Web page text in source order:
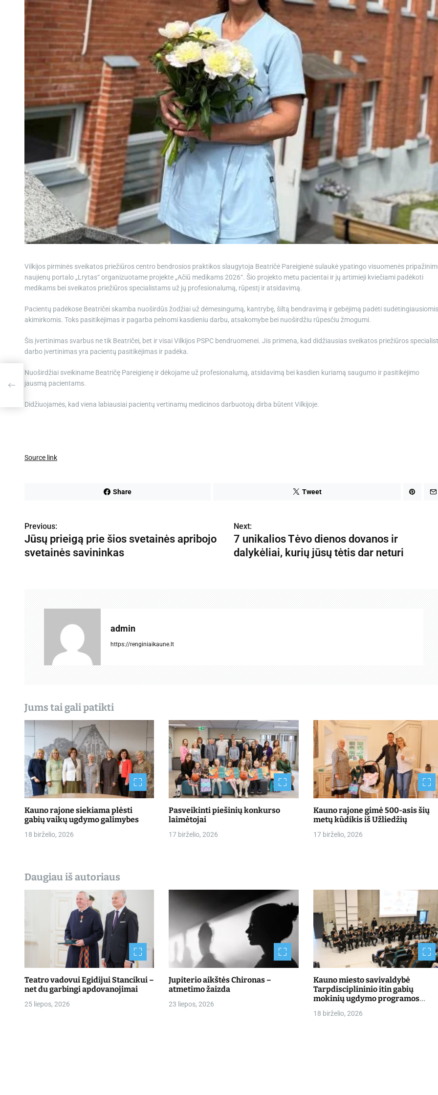
Vilkijos pirminės sveikatos priežiūros centro bendrosios praktikos slaugytoja Beatričė Pareigienė sulaukė ypatingo visuomenės
naujienų portalo „Lrytas“ organizuotame projekte „Ačiū medikams 2026“. Šio projekto metu pacientai ir jų artimieji kviečiami padėkoti
medikams bei sveikatos priežiūros specialistams už jų profesionalumą, rūpestį ir atsidavimą.
Pacientų padėkose Beatričei skamba nuoširdūs žodžiai už dėmesingumą, kantrybę, šiltą bendravimą ir gebėjimą padėti sudėtingiausiomis
akimirkomis. Toks pasitikėjimas ir pagarba pelnomi kasdieniu darbu, atsakomybe bei nuoširdžiu rūpesčiu žmogumi.
Šis įvertinimas svarbus ne tik Beatričei, bet ir visai Vilkijos PSPC bendruomenei. Jis primena, kad didžiausias sveikatos priežiūros
darbo įvertinimas yra pacientų pasitikėjimas ir padėka.
Nuoširdžiai sveikiname Beatričę Pareigienę ir dėkojame už profesionalumą, atsidavimą bei kasdien kuriamą saugumo ir pasitikėjimo
jausmą pacientams.
Didžiuojamės, kad viena labiausiai pacientų vertinamų medicinos darbuotojų dirba būtent Vilkijoje.
Source link
Share Tweet
N
a
t
a
r
p
į
r
a
Previous:
Jūsų prieigą prie šios svetainės apribojo
svetainės savininkas
Next:
7 unikalios Tėvo dienos dovanos ir
dalykėliai, kurių jūsų tėtis dar neturi
admin
https://renginiaikaune.lt
Jums tai gali patikti
Kauno rajone siekiama plėsti
gabių vaikų ugdymo galimybes
18 birželio, 2026
Pasveikinti piešinių konkurso
laimėtojai
17 birželio, 2026
Kauno rajone gimė 500-asis šių
metų kūdikis iš Užliedžių
17 birželio, 2026
Daugiau iš autoriaus
Teatro vadovui Egidijui Stancikui –
net du garbingi apdovanojimai
25 liepos, 2026
Jupiterio aikštės Chironas –
atmetimo žaizda
23 liepos, 2026
Kauno miesto savivaldybė
Tarpdisciplininio itin gabių
mokinių ugdymo programos
šventė
18 birželio, 2026